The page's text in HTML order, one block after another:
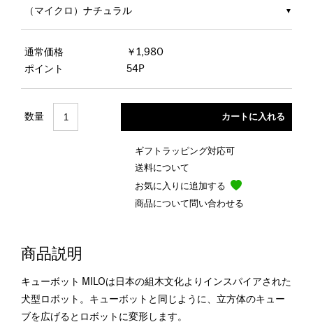
（マイクロ）ナチュラル
通常価格
￥1,980
ポイント
54P
数量
ギフトラッピング対応可
送料について
お気に入りに追加する
商品について問い合わせる
商品説明
キューボット MILOは日本の組木文化よりインスパイアされた
犬型ロボット。キューボットと同じように、立方体のキュー
ブを広げるとロボットに変形します。